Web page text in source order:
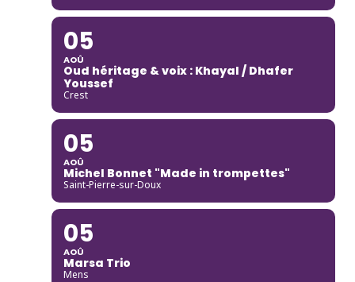
05
AOÛ
Oud héritage & voix : Khayal / Dhafer
Youssef
Crest
05
AOÛ
Michel Bonnet "Made in trompettes"
Saint-Pierre-sur-Doux
05
AOÛ
Marsa Trio
Mens